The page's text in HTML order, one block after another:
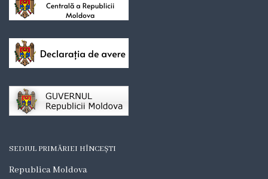
local
Secretarul
Consiliului
Consilieri
de
specialitate
SEDIUL PRIMĂRIEI HÎNCEȘTI
Republica Moldova